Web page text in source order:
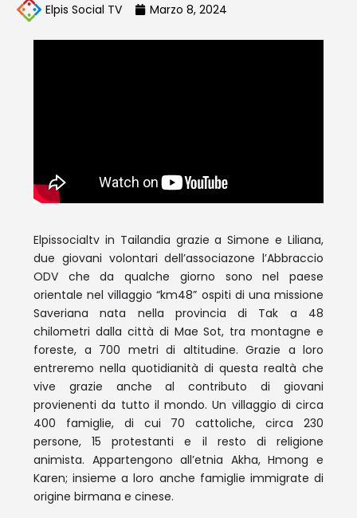
Elpis Social TV Marzo 8, 2024
Elpissocialtv in Tailandia grazie a Simone e Liliana,
due giovani volontari dell’associazone l’Abbraccio
ODV che da qualche giorno sono nel paese
orientale nel villaggio “km48” ospiti di una missione
Saveriana nata nella provincia di Tak a 48
chilometri dalla città di Mae Sot, tra montagne e
foreste, a 700 metri di altitudine. Grazie a loro
entreremo nella quotidianità di questa realtà che
vive grazie anche al contributo di giovani
provienenti da tutto il mondo. Un villaggio di circa
400 famiglie, di cui 70 cattoliche, circa 230
persone, 15 protestanti e il resto di religione
animista. Appartengono all’etnia Akha, Hmong e
Karen; insieme a loro anche famiglie immigrate di
origine birmana e cinese.